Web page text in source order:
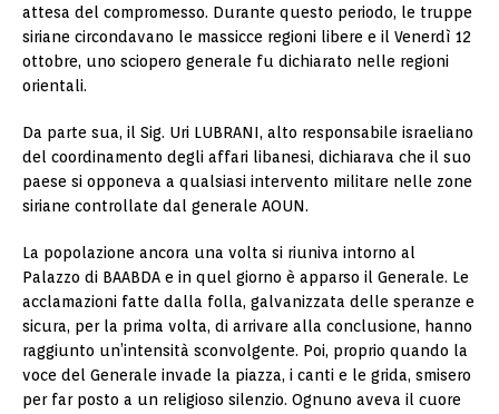
attesa del compromesso. Durante questo periodo, le truppe
siriane circondavano le massicce regioni libere e il Venerdì 12
ottobre, uno sciopero generale fu dichiarato nelle regioni
orientali.
Da parte sua, il Sig. Uri LUBRANI, alto responsabile israeliano
del coordinamento degli affari libanesi, dichiarava che il suo
paese si opponeva a qualsiasi intervento militare nelle zone
siriane controllate dal generale AOUN.
La popolazione ancora una volta si riuniva intorno al
Palazzo di BAABDA e in quel giorno è apparso il Generale. Le
acclamazioni fatte dalla folla, galvanizzata delle speranze e
sicura, per la prima volta, di arrivare alla conclusione, hanno
raggiunto un’intensità sconvolgente. Poi, proprio quando la
voce del Generale invade la piazza, i canti e le grida, smisero
per far posto a un religioso silenzio. Ognuno aveva il cuore